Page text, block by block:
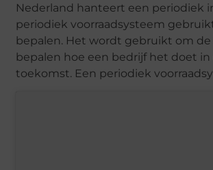
Nederland hanteert een periodiek
periodiek voorraadsysteem
bepalen. Het wordt gebruikt om
bepalen hoe een bedrijf het doet
toekomst. Een periodiek